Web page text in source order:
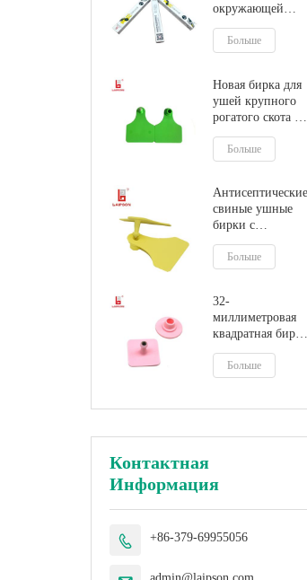
окружающей
среды
Больше
Новая бирка для
ушей крупного
рогатого скота из
Больше
Антисептические
свиные ушные
бирки с
пластиковым
наконечником на
ферме
Больше
32-
миллиметровая
квадратная бирка
кабана с
металлическим
Больше
Контактная
Информация
 +86-379-69955056